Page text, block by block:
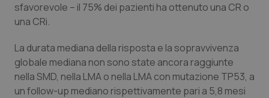
Valle D’Aosta
Veneto
Oncodermatologia
Oncoematologia
Oncologia & Nutrizione
sfavorevole – il 75% dei pazienti ha ottenuto una CR o
una CRi.
La durata mediana della risposta e la sopravvivenza
globale mediana non sono state ancora raggiunte
nella SMD, nella LMA o nella LMA con mutazione TP53, a
un follow-up mediano rispettivamente pari a 5,8 mesi